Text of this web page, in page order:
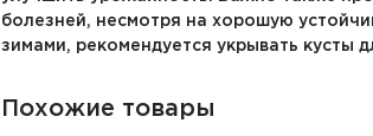
болезней, несмотря на хорошую
зимами, рекомендуется укрывать кусты
Похожие товары